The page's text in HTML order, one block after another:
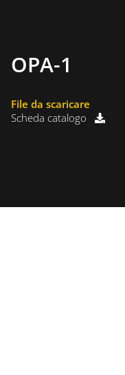
OPA-1
File da scaricare
Scheda catalogo